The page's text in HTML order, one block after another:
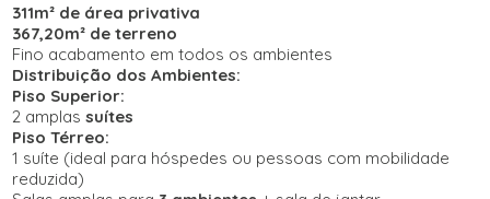
311m² de área privativa
367,20m² de terreno
Fino acabamento em todos os ambientes
Distribuição dos Ambientes:
Piso Superior:
2 amplassuítes
Piso Térreo:
1 suíte (ideal para hóspedes ou pessoas com mobilidade
reduzida)